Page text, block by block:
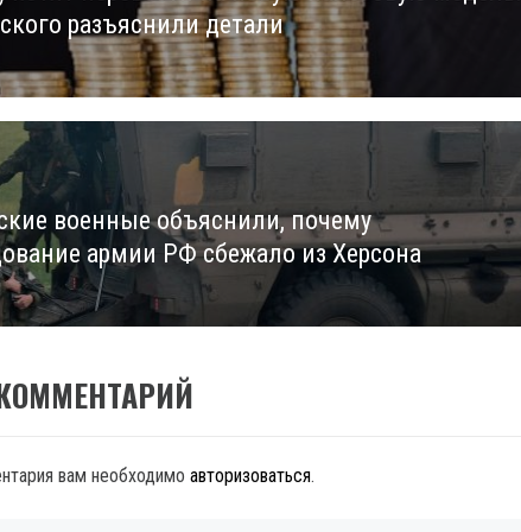
разъяснили детали
военные объяснили, почему
армии РФ сбежало из Херсона
вам необходимо авторизоваться.